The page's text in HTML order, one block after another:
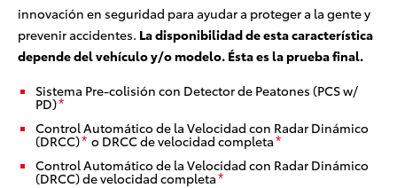
innovación en seguridad para ayudar a proteger a la gente y
prevenir accidentes. La disponibilidad de esta característica
depende del vehículo y/o modelo. Ésta es la prueba final.
Sistema Pre-colisión con Detector de Peatones (PCS w/
PD)*
Control Automático de la Velocidad con Radar Dinámico
(DRCC)* o DRCC de velocidad completa*
Control Automático de la Velocidad con Radar Dinámico
(DRCC) de velocidad completa*